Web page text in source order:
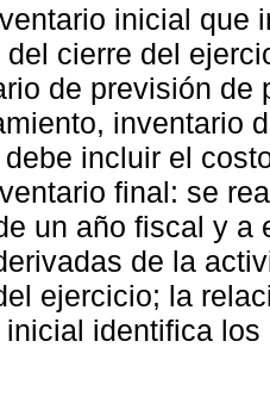
inicial que
del cierre del
de previsión de
inventario
incluir el
final: se
un año fiscal y a
de la
ejercicio; la
inicial identifica